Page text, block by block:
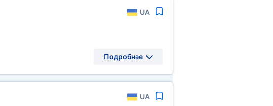
UA
Подробнее
UA